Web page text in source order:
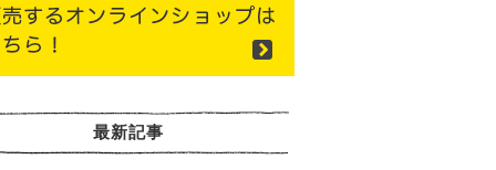
最新記事